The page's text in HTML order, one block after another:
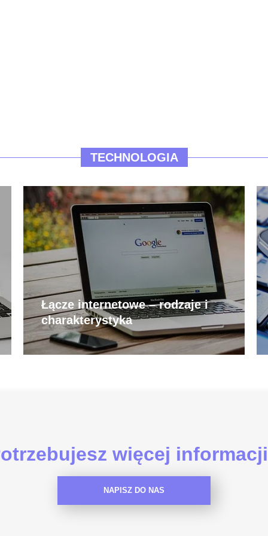
TECHNOLOGIA
Łącze internetowe – rodzaje i
charakterystyka
więcej
NAPISZ DO NAS